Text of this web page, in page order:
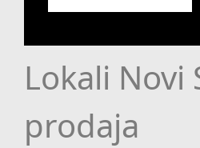
Lokali Novi
prodaja